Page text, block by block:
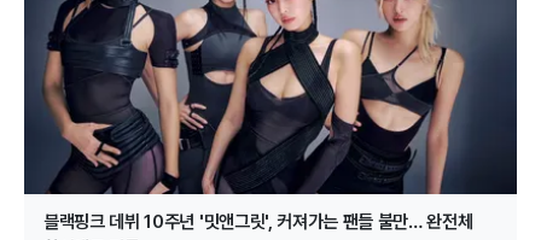
블랙핑크 데뷔 10주년 '밋앤그릿', 커져가는 팬들 불만… 완전체